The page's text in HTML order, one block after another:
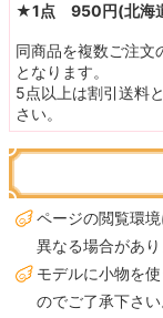
★1点 950円(北海
同商品を複数ご注
となります。
5点以上は割引送料
さい。
ページの閲覧環
異なる場合があり
モデルに小物を
のでご了承下さい